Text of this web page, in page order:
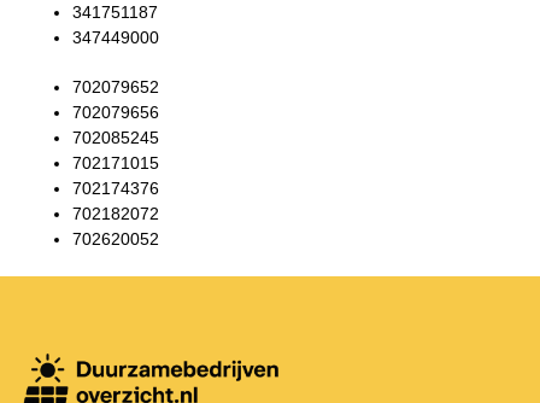
341751187
347449000
702079652
702079656
702085245
702171015
702174376
702182072
702620052